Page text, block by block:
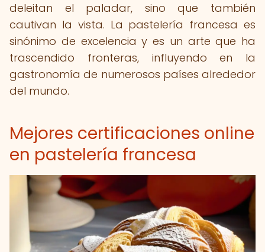
deleitan el paladar, sino que también
cautivan la vista. La pastelería francesa es
sinónimo de excelencia y es un arte que ha
trascendido fronteras, influyendo en la
gastronomía de numerosos países alrededor
del mundo.
Mejores certificaciones online
en pastelería francesa